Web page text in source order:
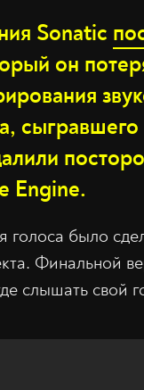
Sonatic
он
Engine.
голоса было
Финальной
слышать свой